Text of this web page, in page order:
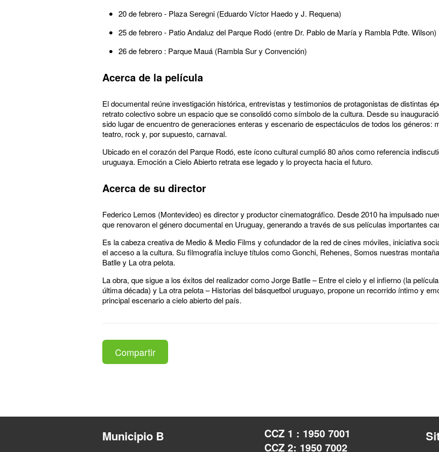
20 de febrero - Plaza Seregni (Eduardo Víctor Haedo y J. Requena)
25 de febrero - Patio Andaluz del Parque Rodó (entre Dr. Pablo de María y Rambla Pdte. Wilson)
26 de febrero : Parque Mauá (Rambla Sur y Convención)
Acerca de la película
El documental reúne investigación histórica, entrevistas y testimonios de protagonistas de distintas
retrato colectivo sobre un espacio que se consolidó como símbolo de la cultura. Desde su
sido lugar de encuentro de generaciones enteras y escenario de espectáculos de todos los géneros:
teatro, rock y, por supuesto, carnaval.
Ubicado en el corazón del Parque Rodó, este ícono cultural cumplió 80 años como referencia
uruguaya. Emoción a Cielo Abierto retrata ese legado y lo proyecta hacia el futuro.
Acerca de su director
Federico Lemos (Montevideo) es director y productor cinematográfico. Desde 2010 ha impulsado
que renovaron el género documental en Uruguay, generando a través de sus películas importantes
Es la cabeza creativa de Medio & Medio Films y cofundador de la red de cines móviles, iniciativa
el acceso a la cultura. Su filmografía incluye títulos como Gonchi, Rehenes, Somos nuestras
Batlle y La otra pelota.
La obra, que sigue a los éxitos del realizador como Jorge Batlle – Entre el cielo y el infierno (la
última década) y La otra pelota – Historias del básquetbol uruguayo, propone un recorrido íntimo y
principal escenario a cielo abierto del país.
Compartir
Municipio B
CCZ 1 : 1950 7001
CCZ 2: 1950 7002